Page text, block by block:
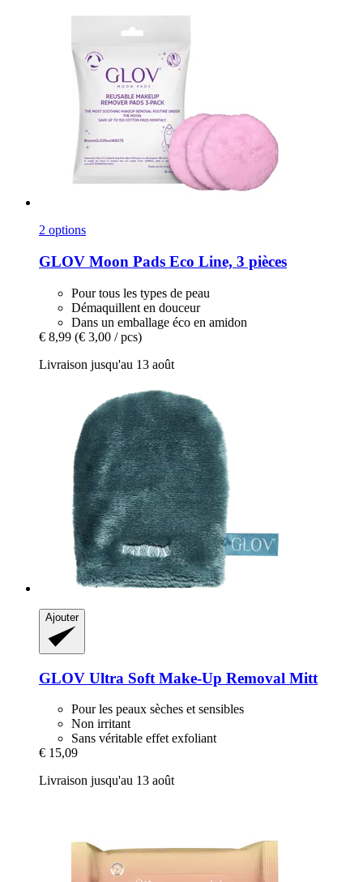
2 options
GLOV Moon Pads Eco Line, 3 pièces
Pour tous les types de peau
Démaquillent en douceur
Dans un emballage éco en amidon
€ 8,99 (€ 3,00 / pcs)
Livraison jusqu'au 13 août
Ajouter
GLOV Ultra Soft Make-​Up Removal Mitt
Pour les peaux sèches et sensibles
Non irritant
Sans véritable effet exfoliant
€ 15,09
Livraison jusqu'au 13 août